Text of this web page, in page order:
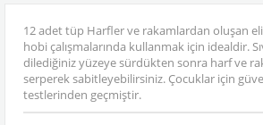
12 adet tüp Harfler ve rakamlardan oluşan
hobi çalışmalarında kullanmak için idealdir.
dilediğiniz yüzeye sürdükten sonra harf ve
serperek sabitleyebilirsiniz. Çocuklar için
testlerinden geçmiştir.